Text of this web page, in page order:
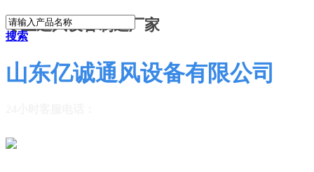
专业通风设备制造厂家
山东亿诚通风设备有限公司
搜索